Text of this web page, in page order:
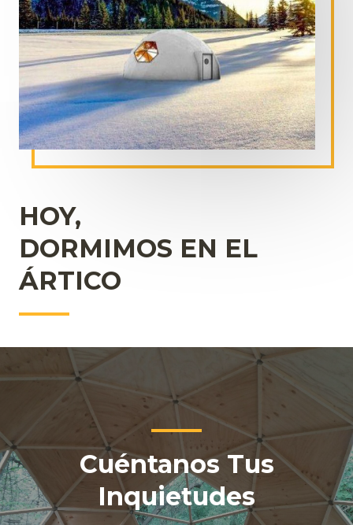
HOY,
DORMIMOS EN EL
ÁRTICO
Cuéntanos Tus
Inquietudes